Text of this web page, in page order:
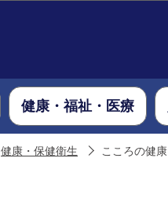
健康・福祉・医療
健康・保健衛生 こころの健康